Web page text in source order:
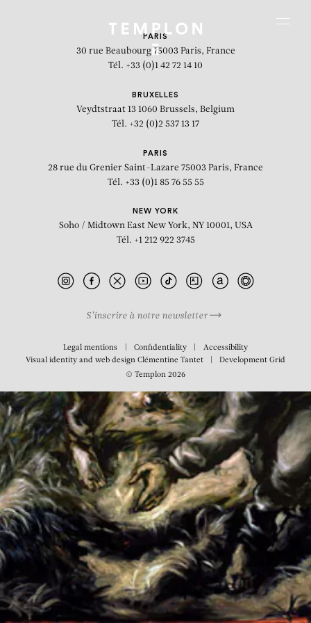
La Constellation du Chien
PARIS
30 rue Beaubourg 75003 Paris, France
Tél. +33 (0)1 42 72 14 10
BRUXELLES
Veydtstraat 13 1060 Brussels, Belgium
Tél. +32 (0)2 537 13 17
PARIS
28 rue du Grenier Saint-Lazare 75003 Paris, France
Tél. +33 (0)1 85 76 55 55
NEW YORK
Soho / Midtown East New York, NY 10001, USA
Tél. +1 212 922 3745
S’inscrire à notre newsletter
Legal mentions Confidentiality
Accessibility
Visual identity and web design Clémentine Tantet DevelopmentGrid
© Templon 2026